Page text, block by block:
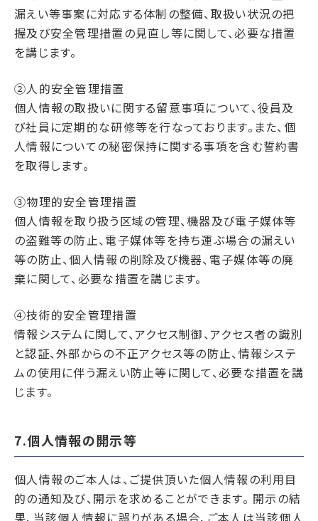
漏えい等事案に対応する体制の整備、取扱い状況の把
握及び安全管理措置の見直し等に関して、必要な措置
を講じます。
②人的安全管理措置
個人情報の取扱いに関する留意事項について、役員及
び社員に定期的な研修等を行なっております。また、個
人情報についての秘密保持に関する事項を含む誓約書
を取得します。
③物理的安全管理措置
個人情報を取り扱う区域の管理、機器及び電子媒体等
の盗難等の防止、電子媒体等を持ち運ぶ場合の漏えい
等の防止、個人情報の削除及び機器、電子媒体等の廃
棄に関して、必要な措置を講じます。
④技術的安全管理措置
情報システムに関して、アクセス制御、アクセス者の識別
と認証、外部からの不正アクセス等の防止、情報システ
ムの使用に伴う漏えい防止等に関して、必要な措置を講
じます。
7.個人情報の開示等
個人情報のご本人は、ご提供頂いた個人情報の利用目
的の通知及び、開示を求めることができます。 開示の結
果、当該個人情報に誤りがある場合、ご本人は当該個人